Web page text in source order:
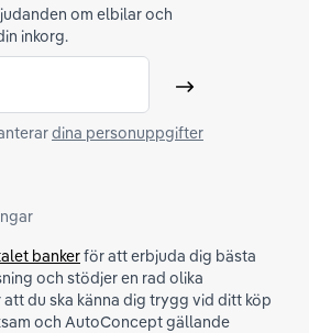
om elbilar och
inkorg.
Skicka
dina personuppgifter
bankerför att erbjuda dig bästa
och stödjer en rad olika
du ska känna dig trygg vid ditt köp
och AutoConcept gällande